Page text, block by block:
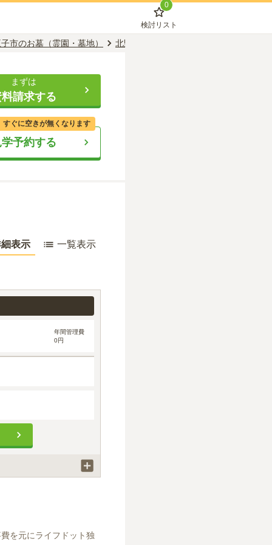
0
検討リスト
市のお墓（霊園・墓地） 北野駅のお墓（霊園・墓地）
まずは
料請求する
学予約する
すぐに空きが無くなります
表示 一覧表示
年間管理費
0円
を元にライフドット独